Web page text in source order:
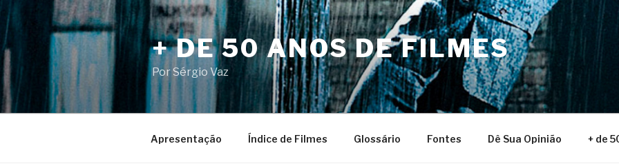
para
o
conteúdo
+ DE 50 ANOS DE FILMES
Por Sérgio Vaz
Apresentação Índice de Filmes Glossário Fontes Dê Sua Opinião + de